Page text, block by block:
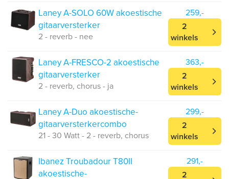
Laney A-SOLO 60W akoestische
gitaarversterker
2 - reverb - nee
259,-
2
winkels
Laney A-FRESCO-2 akoestische
gitaarversterker
2 - reverb, chorus - ja
363,-
2
winkels
Laney A-Duo akoestische-
gitaarversterkercombo
21 - 30 Watt - 2 - reverb, chorus
299,-
2
winkels
Ibanez Troubadour T80II
akoestische-
291,-
2